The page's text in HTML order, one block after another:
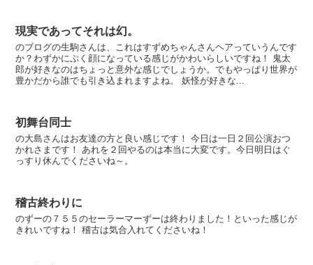
現実であってそれは幻。
のブログの生駒さんは、これはすずめちゃんさんヘアっていうんです
か？わずかにぷく顔になっている感じがかわいらしいですね！ 鬼太
郎が好きなのはちょっと意外な感じでしょうか。でもやっぱり世界が
豊かだから誰でも引き込まれますよね。 妖怪が好きな...
初舞台同士
の大島さんはお友達の方と良い感じです！ 今日は一日２回公演おつ
かれさまです！ あれを２回やるのは本当に大変です。今日明日はぐ
っすり休んでくださいね～。
稽古終わりに
のずーの７５５のセーラーマーずーは終わりました！といった感じが
きれいですね！ 稽古は気合入れてくださいね！